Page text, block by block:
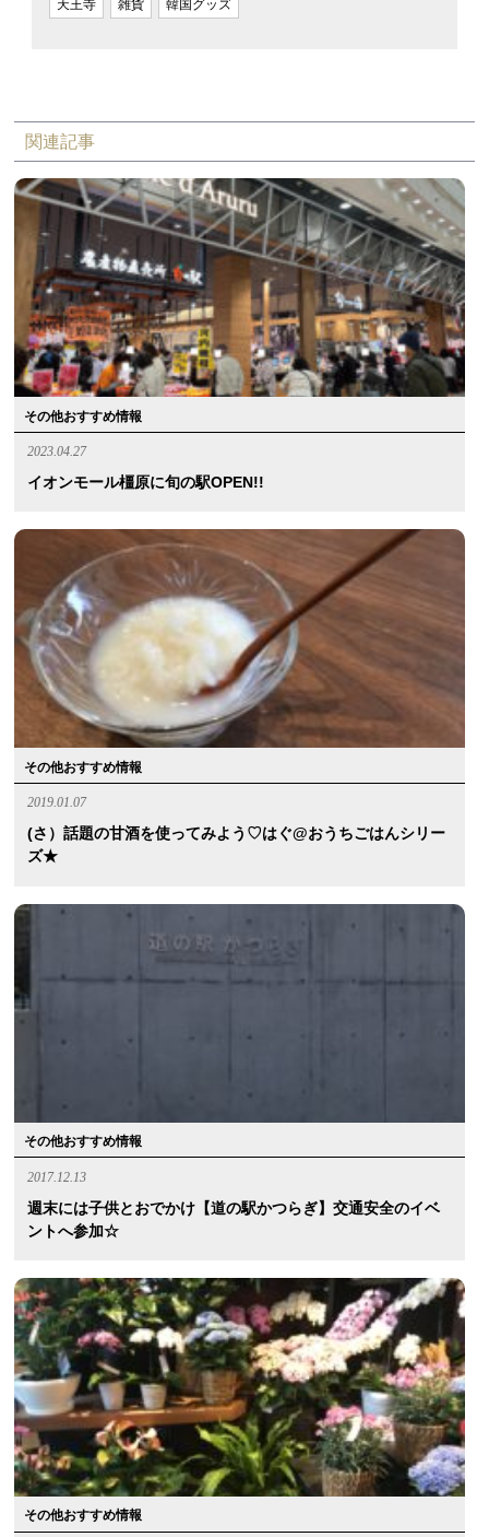
天王寺 雑貨 韓国グッズ
関連記事
その他おすすめ情報
2023.04.27
イオンモール橿原に旬の駅OPEN!!
その他おすすめ情報
2019.01.07
(さ）話題の甘酒を使ってみよう♡はぐ@おうちごはんシリー
ズ★
その他おすすめ情報
2017.12.13
週末には子供とおでかけ【道の駅かつらぎ】交通安全のイベ
ントへ参加☆
その他おすすめ情報